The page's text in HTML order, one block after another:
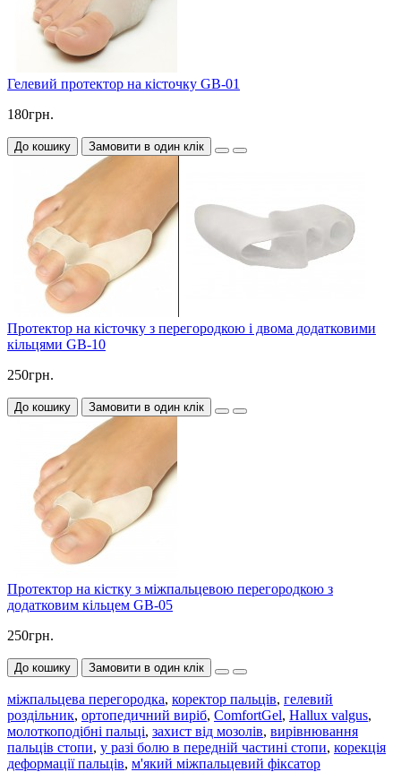
Гелевий протектор на кісточку GB-01
180грн.
До кошику Замовити в один клік
Протектор на кісточку з перегородкою і двома додатковими
кільцями GB-10
250грн.
До кошику Замовити в один клік
Протектор на кістку з міжпальцевою перегородкою з
додатковим кільцем GB-05
250грн.
До кошику Замовити в один клік
міжпальцева перегородка, коректор пальців, гелевий
роздільник, ортопедичний виріб, ComfortGel, Hallux valgus,
молоткоподібні пальці, захист від мозолів, вирівнювання
пальців стопи, у разі болю в передній частині стопи, корекція
деформації пальців, м'який міжпальцевий фіксатор